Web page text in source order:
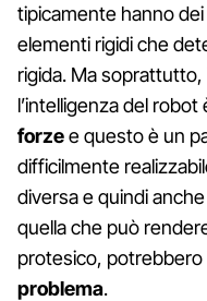
tipicamente hanno
elementi rigidi che
rigida. Ma
l’intelligenza del
forzee questo è un
difficilmente
diversa e quindi
quella che può
protesico, potrebbero
problema.